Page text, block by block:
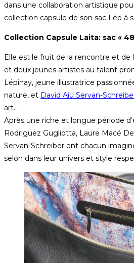
dans une collaboration artistique
collection capsule de son sac Léo à
Collection Capsule Laita: sac «
Elle est le fruit de la rencontre et de
et deux jeunes artistes au talent
Lépinay, jeune illustratrice
nature, et David Aiu Servan-
art. .
Après une riche et longue période
Rodriguez Gugliotta, Laure Macé
Servan-Schreiber ont chacun
selon dans leur univers et style